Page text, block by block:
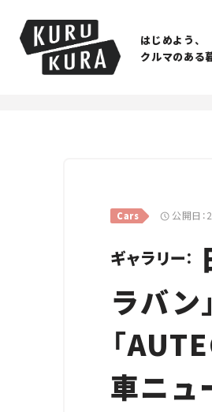
はじめよう、
クルマのある
Cars 公開日
ギャラリー：
ラバン
「
車ニュ